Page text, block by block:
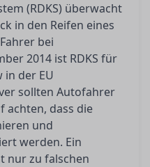
(RDKS) überwacht
in den Reifen eines
bei
2014 ist RDKS für
in der EU
sollten Autofahrer
achten, dass die
und
werden. Ein
nur zu falschen